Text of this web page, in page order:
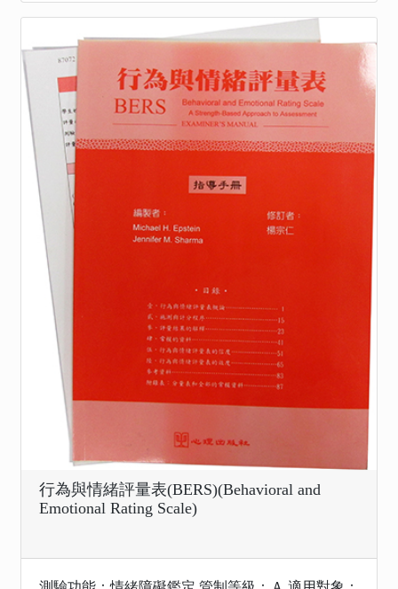
行為與情緒評量表(BERS)(Behavioral and
Emotional Rating Scale)